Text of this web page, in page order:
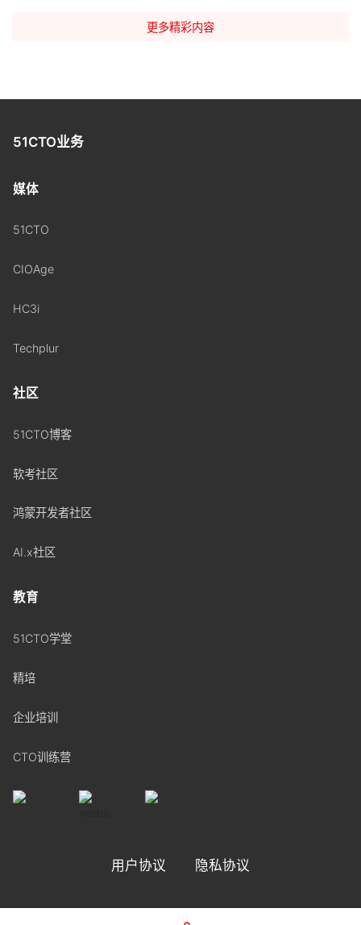
更多精彩内容
51CTO业务
媒体
51CTO
CIOAge
HC3i
Techplur
社区
51CTO博客
软考社区
鸿蒙开发者社区
AI.x社区
教育
51CTO学堂
精培
企业培训
CTO训练营
用户协议 隐私协议